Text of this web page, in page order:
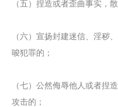
（五）捏造或者歪曲事实，
（六）宣扬封建迷信、淫秽
唆犯罪的；
（七）公然侮辱他人或者捏
攻击的；